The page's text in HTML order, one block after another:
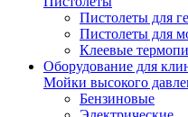
Пистолеты для
Пистолеты для
Клеевые
Оборудование для
Мойки высокого
Бензиновые